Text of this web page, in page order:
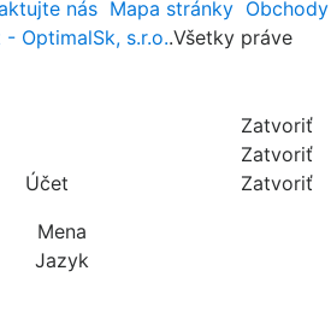
nás Mapa stránky Obchody
OptimalSk, s.r.o..Všetky práve
Zatvoriť
Zatvoriť
Účet
Zatvoriť
Mena
Jazyk